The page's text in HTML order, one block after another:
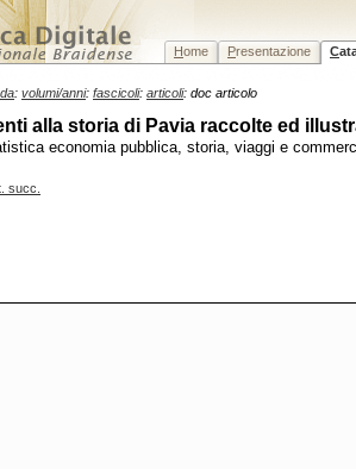
Home Presentazione C
: volumi/anni: fascicoli: articoli: doc articolo
alla storia di Pavia raccolte ed
economia pubblica, storia, viaggi e
succ.